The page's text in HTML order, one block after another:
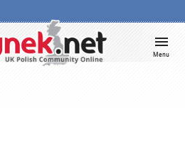
Menu